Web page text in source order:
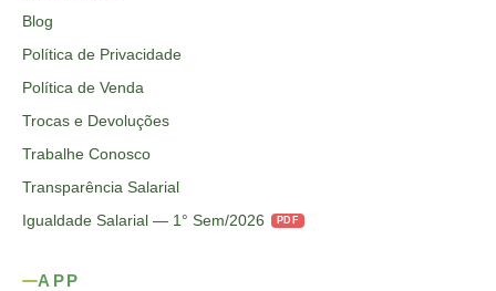
Blog
Política de Privacidade
Política de Venda
Trocas e Devoluções
Trabalhe Conosco
Transparência Salarial
Igualdade Salarial — 1° Sem/2026
PDF
APP